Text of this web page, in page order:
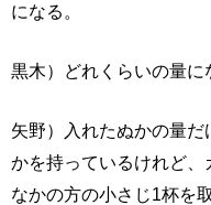
になる。
黒木）どれくらいの量に
矢野）入れたぬかの量
かを持っているけれど、
なかの方の小さじ1杯を